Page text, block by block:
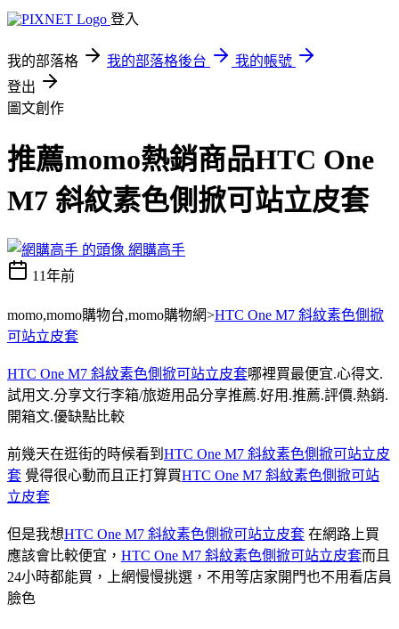
登入
我的部落格 我的部落格後台
我的帳號
登出
圖文創作
推薦momo熱銷商品HTC One
M7 斜紋素色側掀可站立皮套
網購高手
11年前
momo,momo購物台,momo購物網>HTC One M7 斜紋素色側掀
可站立皮套
HTC One M7 斜紋素色側掀可站立皮套哪裡買最便宜.心得文.
試用文.分享文行李箱/旅遊用品分享推薦.好用.推薦.評價.熱銷.
開箱文.優缺點比較
前幾天在逛街的時候看到 HTC One M7 斜紋素色側掀可站立皮
套 覺得很心動而且正打算買HTC One M7 斜紋素色側掀可站
立皮套
但是我想HTC One M7 斜紋素色側掀可站立皮套 在網路上買
應該會比較便宜， HTC One M7 斜紋素色側掀可站立皮套而且
24小時都能買，上網慢慢挑選，不用等店家開門也不用看店員
臉色